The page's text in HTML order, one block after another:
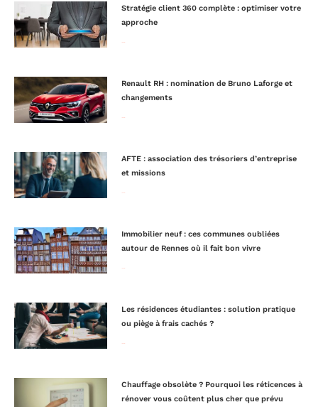
Stratégie client 360 complète : optimiser votre
approche
Renault RH : nomination de Bruno Laforge et
changements
AFTE : association des trésoriers d’entreprise
et missions
Immobilier neuf : ces communes oubliées
autour de Rennes où il fait bon vivre
Les résidences étudiantes : solution pratique
ou piège à frais cachés ?
Chauffage obsolète ? Pourquoi les réticences à
rénover vous coûtent plus cher que prévu